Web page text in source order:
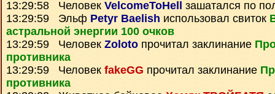
13:29:58 Человек VelcomeToHell
зашатался по
13:29:59 Эльф Petyr Baelish использовал свиток
астральной энергии 100 очков
13:29:59 Человек Zoloto прочитал заклинание
противника
13:29:59 Человек fakeGG прочитал заклинание
противника